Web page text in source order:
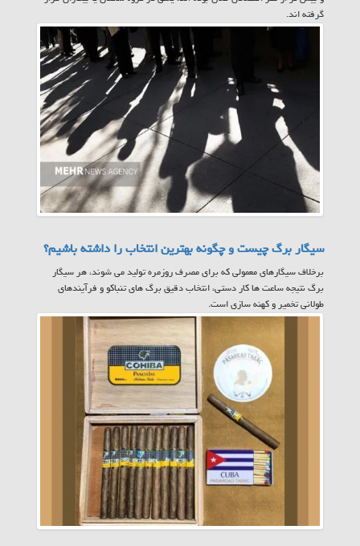
گرفته اند.
سیگار برگ چیست و چگونه بهترین انتخاب را داشته باشیم؟
برخلاف سیگارهای معمولی که برای مصرف روزمره تولید می شوند، هر سیگار
برگ نتیجه ساعت ها کار دستی، انتخاب دقیق برگ های تنباکو و فرآیندهای
طولانی تخمیر و کهنه سازی است.